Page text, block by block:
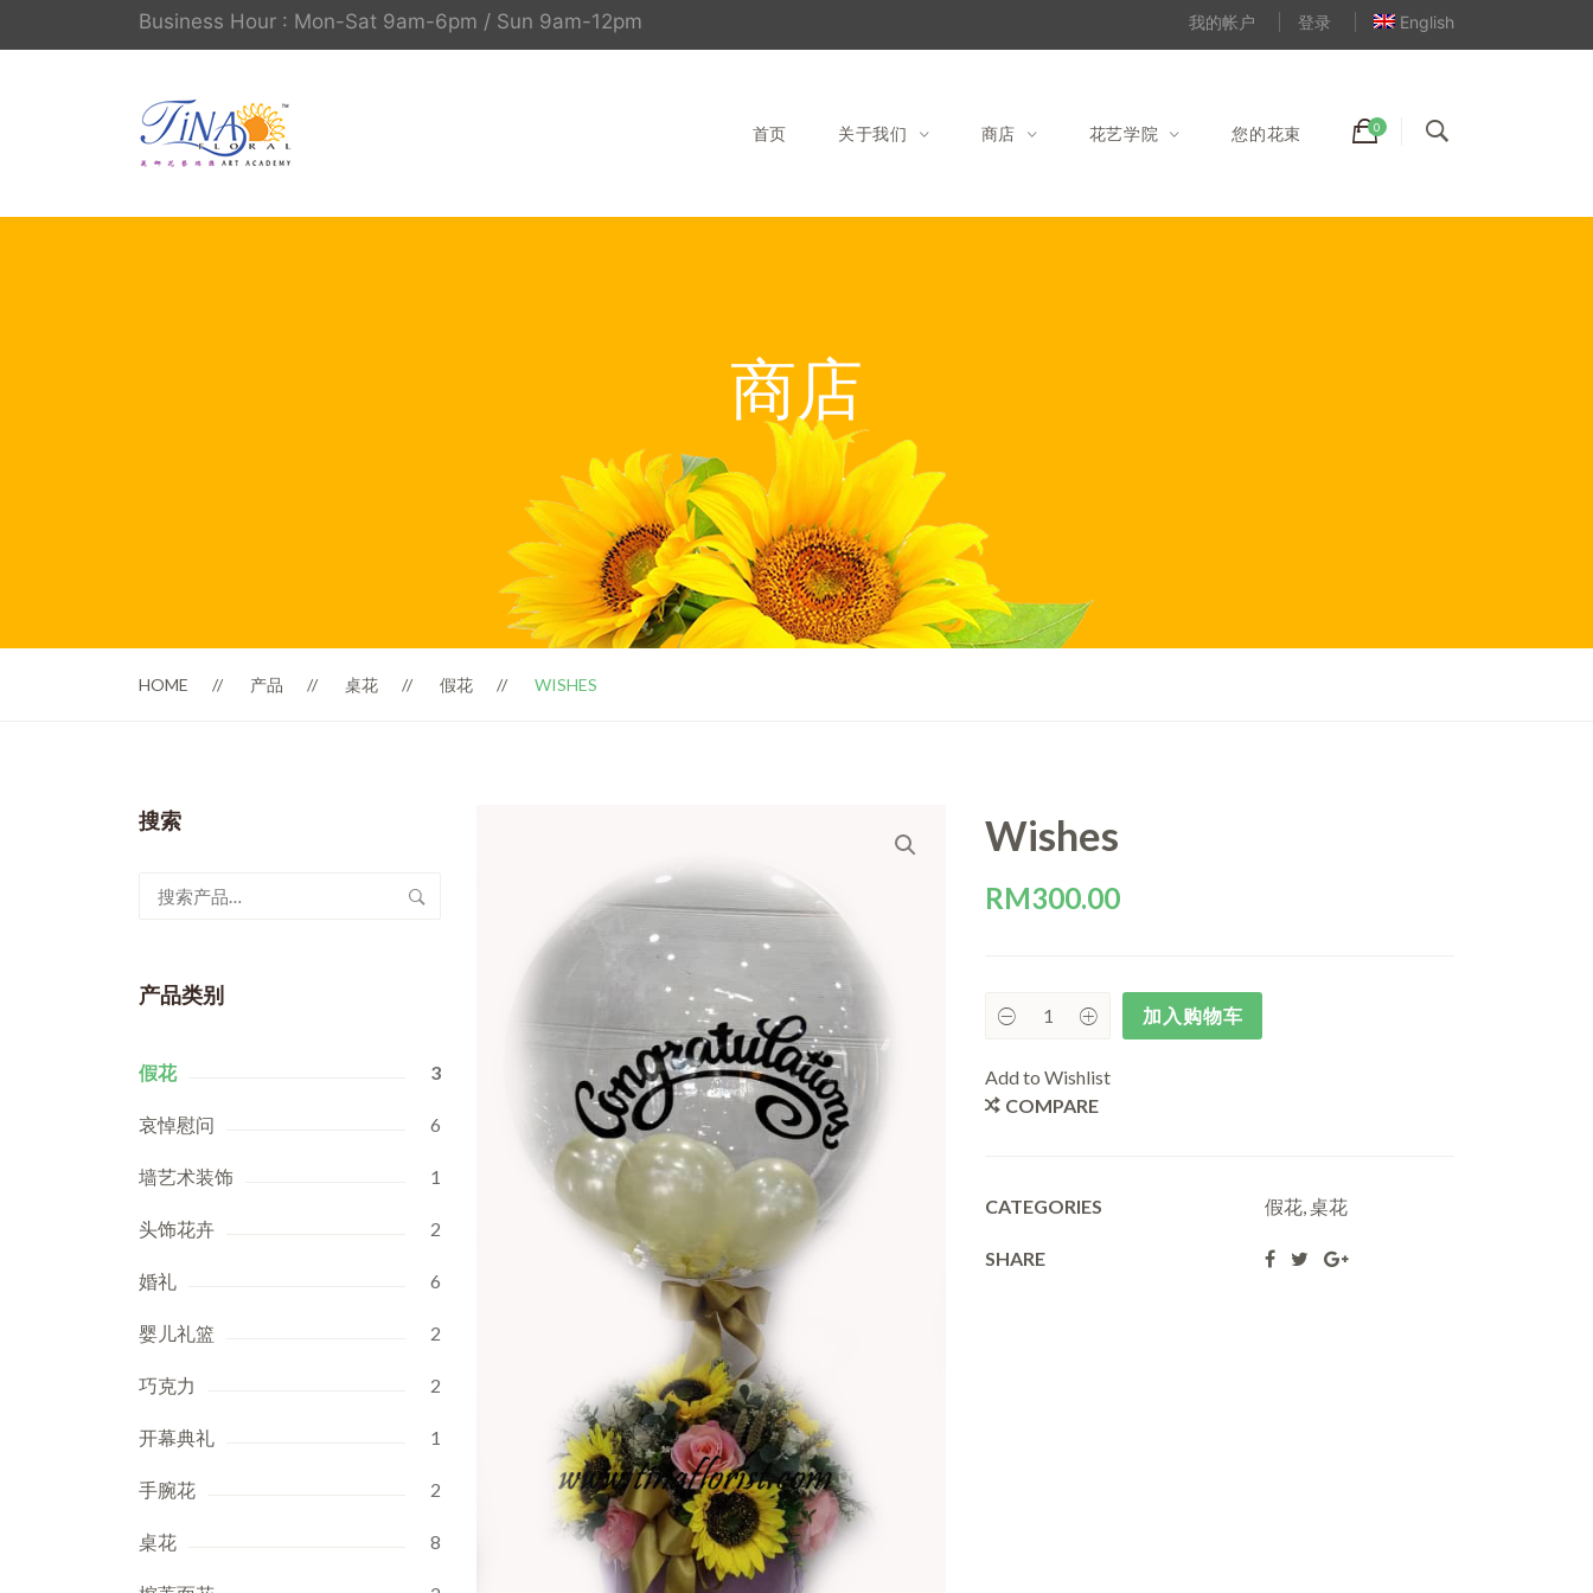
Business Hour : Mon-Sat 9am-6pm / Sun 9am-12pm 我的帐户 登录 English
首页 关于我们 商店 花艺学院 您的花束
商店
HOME 产品 桌花 假花 WISHES
搜索
产品类别
假花 3
哀悼慰问 6
墙艺术装饰 1
头饰花卉 2
婚礼 6
婴儿礼篮 2
巧克力 2
开幕典礼 1
手腕花 2
桌花 8
Wishes
RM300.00
加入购物车
Add to Wishlist
COMPARE
CATEGORIES 假花,桌花
SHARE